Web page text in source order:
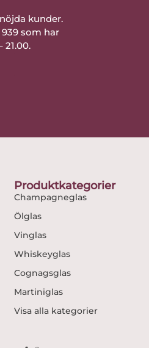
kunder.
som har
21.00.
Produktkategorier
Champagneglas
Ölglas
Vinglas
Whiskeyglas
Cognagsglas
Martiniglas
Visa alla kategorier